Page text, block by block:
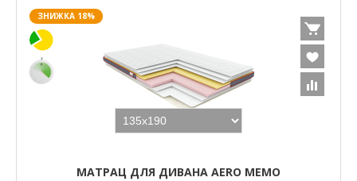
ЗНИЖКА 18%
МАТРАЦ ДЛЯ ДИВАНА AERO MEMO